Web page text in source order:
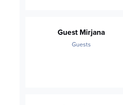
Guest Mirjana
Guests